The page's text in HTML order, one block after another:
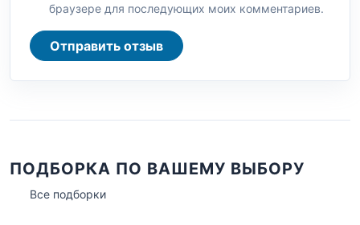
браузере для последующих моих комментариев.
Отправить отзыв
ПОДБОРКА ПО ВАШЕМУ ВЫБОРУ
Все подборки